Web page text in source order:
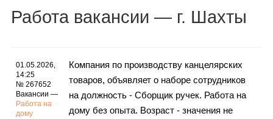
Инфо
Гороскоп
Работа вакансии — г. Шахты
01.05.2026,
14:25
№ 267652
Вакансии —
Работа на
дому
Компания по производству канцелярских
товаров, объявляет о наборе сотрудников
на должность - Сборщик ручек. Работа на
дому без опыта. Возраст - значения не